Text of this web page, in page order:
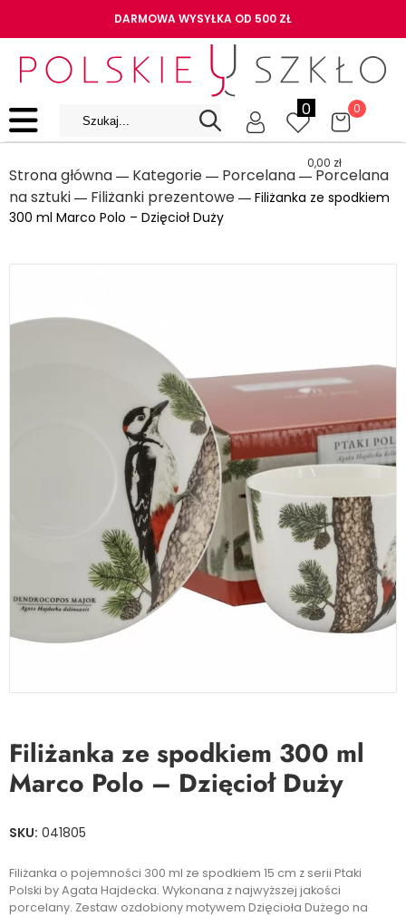
DARMOWA WYSYŁKA OD 500 ZŁ
0 0
0,00 zł
Strona główna ― Kategorie ― Porcelana ― Porcelana
na sztuki ― Filiżanki prezentowe ― Filiżanka ze spodkiem
300 ml Marco Polo – Dzięcioł Duży
Filiżanka ze spodkiem 300 ml
Marco Polo – Dzięcioł Duży
SKU: 041805
Filiżanka o pojemności 300 ml ze spodkiem 15 cm z serii Ptaki
Polski by Agata Hajdecka. Wykonana z najwyższej jakości
porcelany. Zestaw ozdobiony motywem Dzięcioła Dużego na